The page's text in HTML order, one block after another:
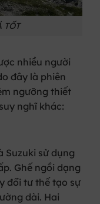
TỐT
nhiều người
đây là phiên
ngưỡng thiết
nghĩ khác:
Suzuki sử dụng
Ghế ngồi dạng
đổi tư thế tạo sự
dài. Hai